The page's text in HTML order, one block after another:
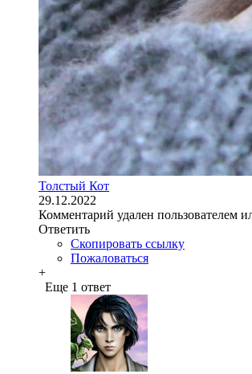
Толстый Кот
29.12.2022
Комментарий удален пользователем
Ответить
Скопировать ссылку
Пожаловаться
+
Еще 1 ответ